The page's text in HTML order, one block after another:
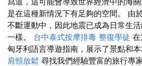
是在這種新情況下有足夠的空間。 由
不斷運動中，因此地震已成為日常生
一樣。 台中泰式按摩排毒 整復學徒
匈牙利語言導遊指南，展示了景點和本
肩頸放鬆 尋找我們經驗豐富的旅行專